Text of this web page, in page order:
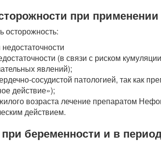
при применении
осторожность:
(в связи с риском
явлений);
сосудистой патологией, так как
действие»);
возраста лечение препаратом
действием.
беременности и в